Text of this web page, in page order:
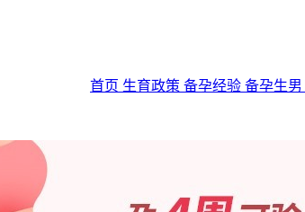
首页 生育政策 备孕经验 备孕生男